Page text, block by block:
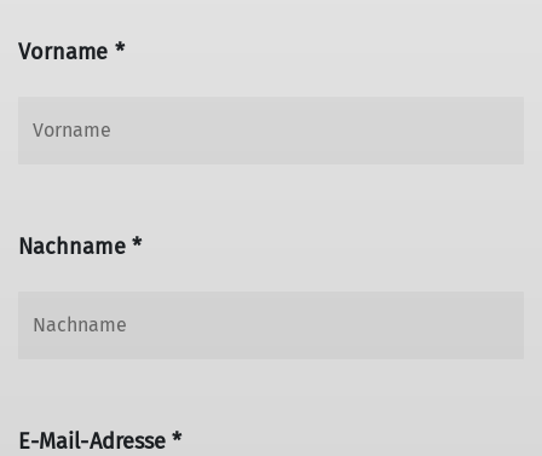
Vorname *
Nachname *
E-Mail-Adresse *